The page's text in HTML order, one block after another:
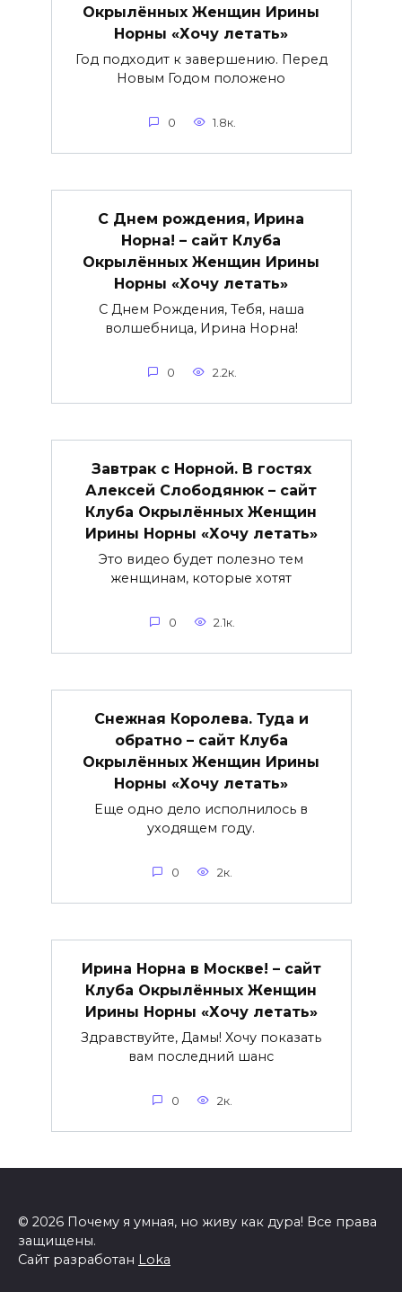
Окрылённых Женщин Ирины
Норны «Хочу летать»
Год подходит к завершению. Перед
Новым Годом положено
0 1.8к.
С Днем рождения, Ирина
Норна! – сайт Клуба
Окрылённых Женщин Ирины
Норны «Хочу летать»
С Днем Рождения, Тебя, наша
волшебница, Ирина Норна!
0 2.2к.
Завтрак с Норной. В гостях
Алексей Слободянюк – сайт
Клуба Окрылённых Женщин
Ирины Норны «Хочу летать»
Это видео будет полезно тем
женщинам, которые хотят
0 2.1к.
Снежная Королева. Туда и
обратно – сайт Клуба
Окрылённых Женщин Ирины
Норны «Хочу летать»
Еще одно дело исполнилось в
уходящем году.
0 2к.
Ирина Норна в Москве! – сайт
Клуба Окрылённых Женщин
Ирины Норны «Хочу летать»
Здравствуйте, Дамы! Хочу показать
вам последний шанс
0 2к.
© 2026 Почему я умная, но живу как дура! Все права
защищены.
Сайт разработан Loka